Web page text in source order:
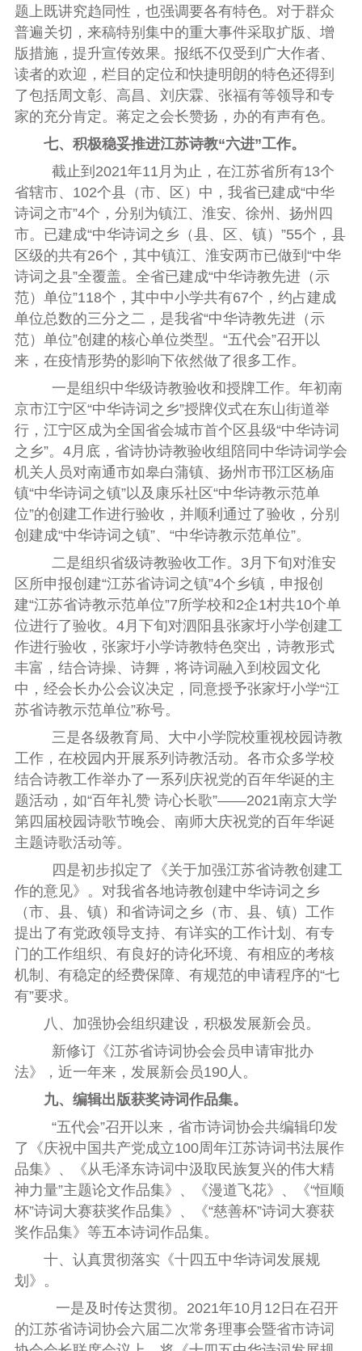
题上既讲究趋同性，也强调要各有特色。对于群众
普遍关切，来稿特别集中的重大事件采取扩版、增
版措施，提升宣传效果。报纸不仅受到广大作者、
读者的欢迎，栏目的定位和快捷明朗的特色还得到
了包括周文彰、高昌、刘庆霖、张福有等领导和专
家的充分肯定。蒋定之会长赞扬，办的有声有色。
七、积极稳妥推进江苏诗教“六进”工作。
截止到 2021年11 月为止，在江苏省所有13个
省辖市、 102个县（市、区）中，我省已建成“中华
诗词之市”4个，分别为镇江、淮安、徐州、扬州四
市。已建成“中华诗词之乡（县、区、镇）”55个，县
区级的共有26个，其中镇江、淮安两市已做到“中华
诗词之县”全覆盖。全省已建成“中华诗教先进（示
范）单位”118个，其中中小学共有67个，约占建成
单位总数的三分之二，是我省“中华诗教先进（示
范）单位”创建的核心单位类型。 “五代会”召开以
来，在疫情形势的影响下依然做了很多工作。
一是组织中华级诗教验收和授牌工作。 年初南
京市江宁区“中华诗词之乡”授牌仪式在东山街道举
行，江宁区成为全国省会城市首个区县级“中华诗词
之乡”。 4月底，省诗协诗教验收组陪同中华诗词学会
机关人员对南通市如皋白蒲镇、扬州市邗江区杨庙
镇“中华诗词之镇”以及康乐社区“中华诗教示范单
位”的创建工作进行验收，并顺利通过了验收，分别
创建成“中华诗词之镇”、“中华诗教示范单位”。
二是组织省级诗教验收工作。 3月下旬对淮安
区所申报创建“江苏省诗词之镇”4个乡镇，申报创
建“江苏省诗教示范单位”7所学校和 2企1村共10个单
位进行了验收。 4月下旬对泗阳县张家圩小学创建工
作进行验收，张家圩小学诗教特色突出，诗教形式
丰富，结合诗操、诗舞，将诗词融入到校园文化
中，经会长办公会议决定，同意授予张家圩小学“江
苏省诗教示范单位”称号。
三是各级教育局、大中小学院校重视校园诗教
工作，在校园内开展系列诗教活动。 各市众多学校
结合诗教工作举办了一系列庆祝党的百年华诞的主
题活动，如“百年礼赞 诗心长歌”——2021南京大学
第四届校园诗歌节晚会、南师大庆祝党的百年华诞
主题诗歌活动等。
四是初步拟定了《关于加强江苏省诗教创建工
作的意见》。 对我省各地诗教创建中华诗词之乡
（市、县、镇）和省诗词之乡（市、县、镇）工作
提出了有党政领导支持、有详实的工作计划、有专
门的工作组织、有良好的诗化环境、有相应的考核
机制、有稳定的经费保障、有规范的申请程序的“七
有”要求。
八、加强协会组织建设，积极发展新会员。
新修订《江苏省诗词协会会员申请审批办
法》，近一年来，发展新会员190人。
九、编辑出版获奖诗词作品集。
“五代会”召开以来，省市诗词协会共编辑印发
了《庆祝中国共产党成立100周年江苏诗词书法展作
品集》、《从毛泽东诗词中汲取民族复兴的伟大精
神力量”主题论文作品集》、《漫道飞花》、《“恒顺
杯”诗词大赛获奖作品集》、《“慈善杯”诗词大赛获
奖作品集》等五本诗词作品集。
十、认真贯彻落实《十四五中华诗词发展规
划》。
一是及时传达贯彻。 2021年10月 12 日在召开
的江苏省诗词协会六届二次常务理事会暨省市诗词